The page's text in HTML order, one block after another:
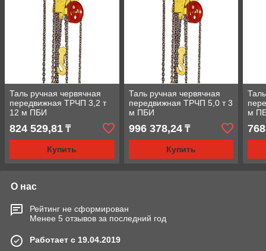
Таль ручная червячная
передвижная ТРЧП 3,2 т
12 м ПБИ
824 529,81 ₸
Купить
Таль ручная червячная
передвижная ТРЧП 5,0 т 3
м ПБИ
996 378,24₸
Купить
м
О нас
Рейтинг не сформирован
Менее 5 отзывов за последний год
Работает с 19.04.2019